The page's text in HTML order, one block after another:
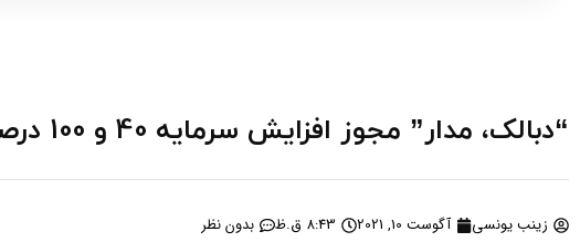
“دبالک، مدار” مجوز افزایش سرمایه 40 و 100 درصدی گرفتند
زینب یونسی آگوست 10, 2021 8:43 ق.ظ بدون نظر